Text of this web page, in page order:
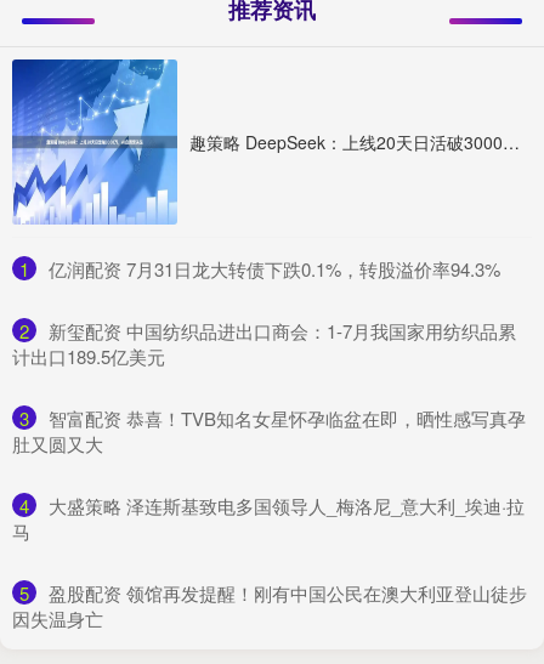
推荐资讯
趣策略 DeepSeek：上线20天日活破3000万，AI应用受关注
1 ​亿润配资 7月31日龙大转债下跌0.1%，转股溢价率94.3%
2
​新玺配资 中国纺织品进出口商会：1-7月我国家用纺织品累
计出口189.5亿美元
3
​智富配资 恭喜！TVB知名女星怀孕临盆在即，晒性感写真孕
肚又圆又大
4
​大盛策略 泽连斯基致电多国领导人_梅洛尼_意大利_埃迪·拉
马
5
​盈股配资 领馆再发提醒！刚有中国公民在澳大利亚登山徒步
因失温身亡